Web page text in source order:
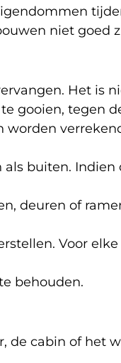
niet goed
Het is
gooien, tegen
worden
als buiten.
deuren of
Voor
behouden.
de cabin of het